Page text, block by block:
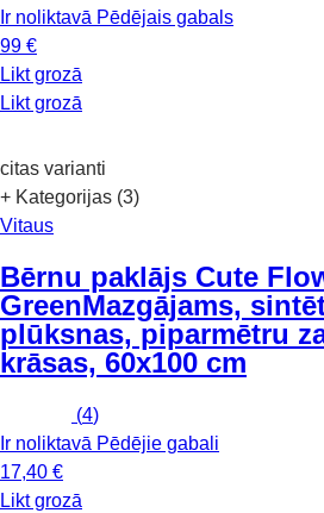
Ir noliktavā Pēdējais gabals
99 €
Likt grozā
Likt grozā
citas varianti
+ Kategorijas (3)
Vitaus
Bērnu paklājs Cute
GreenMazgājams,
plūksnas, piparmētru
krāsas, 60x100 cm
(4)
Ir noliktavā Pēdējie gabali
17,40 €
Likt grozā